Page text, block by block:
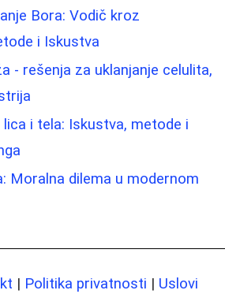
Bora: Vodič kroz
i Iskustva
- rešenja za uklanjanje celulita,
i tela: Iskustva, metode i
Moralna dilema u modernom
| Politika privatnosti | Uslovi